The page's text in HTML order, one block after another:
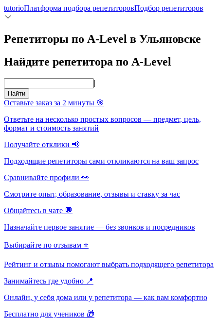
tutorioПлатформа подбора репетиторовПодбор репетиторов
Репетиторы по A-Level в Ульяновске
Найдите репетитора по A-Level
|
Найти
Оставьте заказ за 2 минуты 🎯
Ответьте на несколько простых вопросов — предмет, цель,
формат и стоимость занятий
Получайте отклики 📢
Подходящие репетиторы сами откликаются на ваш запрос
Сравнивайте профили 👀
Смотрите опыт, образование, отзывы и ставку за час
Общайтесь в чате 💬
Назначайте первое занятие — без звонков и посредников
Выбирайте по отзывам ⭐
Рейтинг и отзывы помогают выбрать подходящего репетитора
Занимайтесь где удобно 📍
Онлайн, у себя дома или у репетитора — как вам комфортно
Бесплатно для учеников 🎁